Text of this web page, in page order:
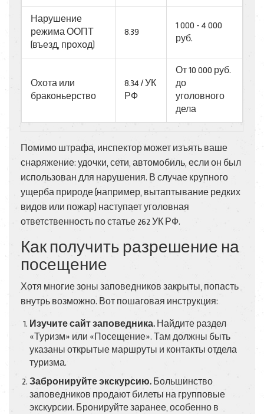
Нарушение
режима ООПТ
(въезд, проход)
8.39
1 000 - 4 000
руб.
Охота или
браконьерство
8.34 / УК
РФ
От 10 000 руб.
до
уголовного
дела
Помимо штрафа, инспектор может изъять ваше
снаряжение: удочки, сети, автомобиль, если он был
использован для нарушения. В случае крупного
ущерба природе (например, вытаптывание редких
видов или пожар) наступает уголовная
ответственность по статье 262 УК РФ.
Как получить разрешение на
посещение
Хотя многие зоны заповедников закрыты, попасть
внутрь возможно. Вот пошаговая инструкция:
Изучите сайт заповедника. Найдите раздел
«Туризм» или «Посещение». Там должны быть
указаны открытые маршруты и контакты отдела
туризма.
Забронируйте экскурсию. Большинство
заповедников продают билеты на групповые
экскурсии. Бронируйте заранее, особенно в